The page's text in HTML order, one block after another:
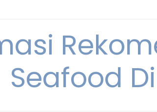
Seafood